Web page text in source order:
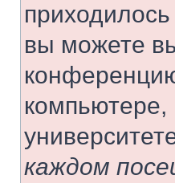
вы можете
компьютере,
каждом